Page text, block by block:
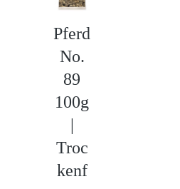
Pferd
No.
89
100g
|
Troc
kenf